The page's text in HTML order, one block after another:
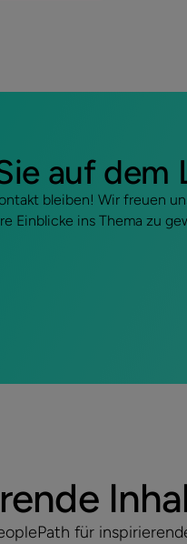
auf dem
bleiben! Wir freuen
Einblicke ins Thema zu
für